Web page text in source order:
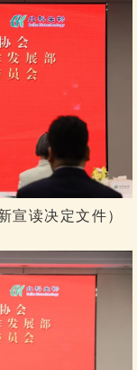
宣读决定文件）